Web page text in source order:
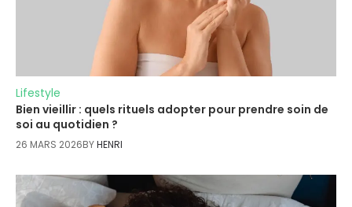
Lifestyle
Bien vieillir : quels rituels adopter pour prendre soin de
soi au quotidien ?
26 MARS 2026BYHENRI